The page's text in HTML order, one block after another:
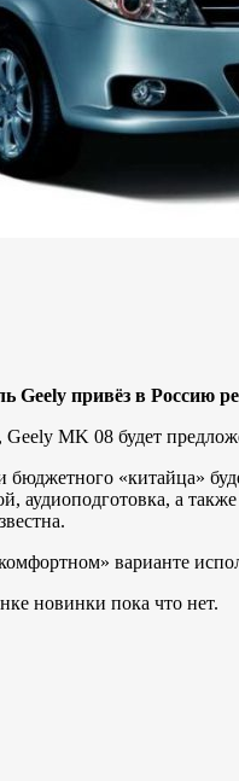
Geely привёз в Россию
MK 08 будет
бюджетного «китайца»
аудиоподготовка, а
варианте
новинки пока что нет.